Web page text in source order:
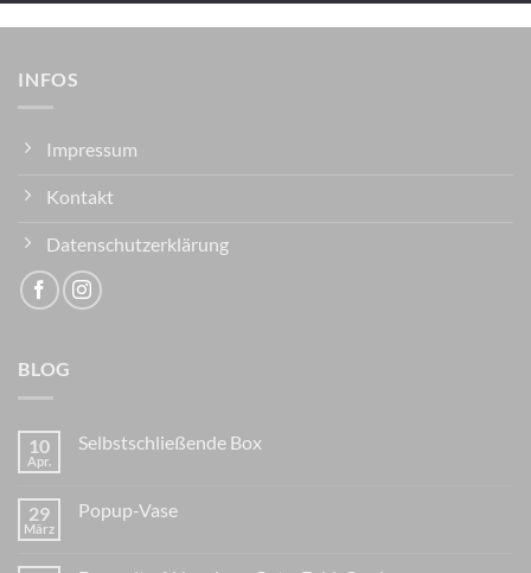
INFOS
Impressum
Kontakt
Datenschutzerklärung
BLOG
10
Apr.
Selbstschließende Box
29
März
Popup-Vase